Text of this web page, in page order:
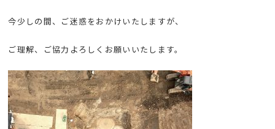
今少しの間、ご迷惑をおかけいたしますが、
ご理解、ご協力よろしくお願いいたします。